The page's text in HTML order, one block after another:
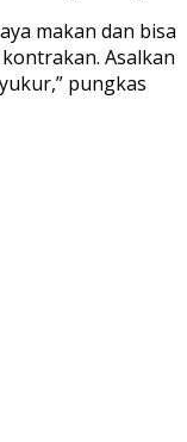
makan dan bisa
Asalkan
pungkas